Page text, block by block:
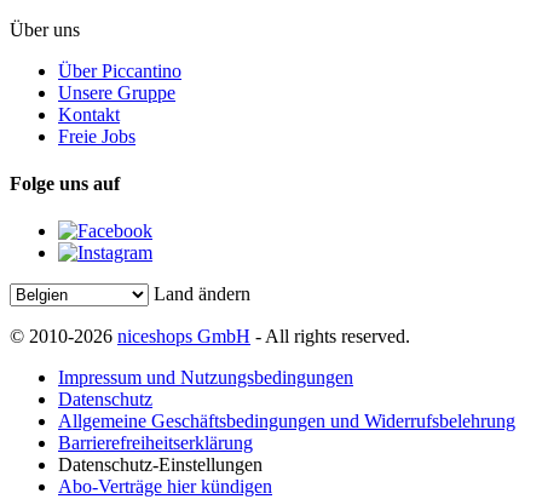
Über uns
Über Piccantino
Unsere Gruppe
Kontakt
Freie Jobs
Folge uns auf
Land ändern
© 2010-2026 niceshops GmbH - All rights reserved.
Impressum und Nutzungsbedingungen
Datenschutz
Allgemeine Geschäftsbedingungen und Widerrufsbelehrung
Barrierefreiheitserklärung
Datenschutz-Einstellungen
Abo-Verträge hier kündigen